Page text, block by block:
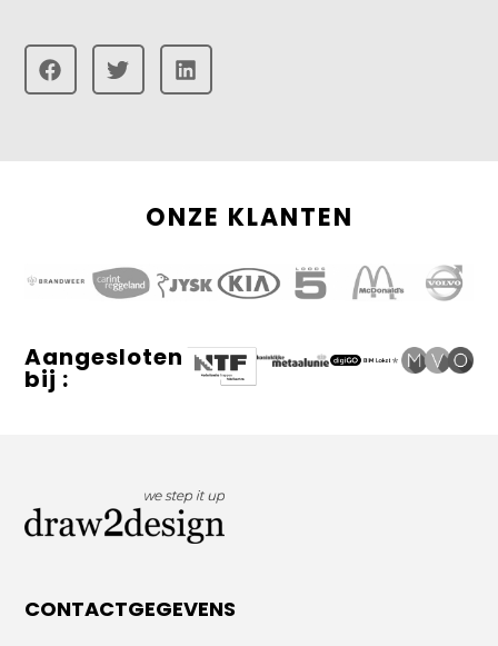
ONZE KLANTEN
Aangesloten
bij :
CONTACTGEGEVENS